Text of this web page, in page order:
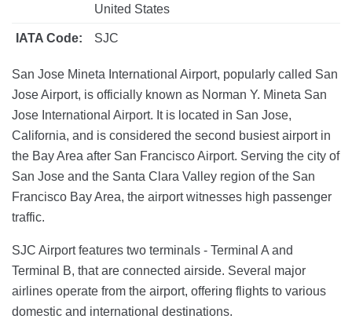
United States
IATA Code: SJC
San Jose Mineta International Airport, popularly called San
Jose Airport, is officially known as Norman Y. Mineta San
Jose International Airport. It is located in San Jose,
California, and is considered the second busiest airport in
the Bay Area after San Francisco Airport. Serving the city of
San Jose and the Santa Clara Valley region of the San
Francisco Bay Area, the airport witnesses high passenger
traffic.
SJC Airport features two terminals - Terminal A and
Terminal B, that are connected airside. Several major
airlines operate from the airport, offering flights to various
domestic and international destinations.